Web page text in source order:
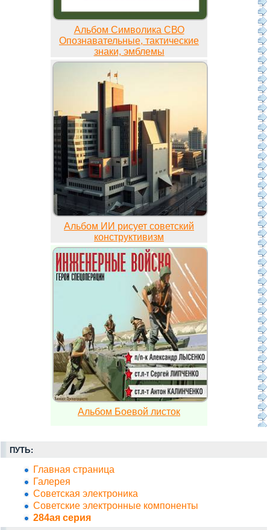
Альбом Символика СВО
Опознавательные, тактические
знаки, эмблемы
Альбом ИИ рисует советский
конструктивизм
Альбом Боевой листок
ПУТЬ:
Главная страница
Галерея
Советская электроника
Советские электронные компоненты
284ая серия